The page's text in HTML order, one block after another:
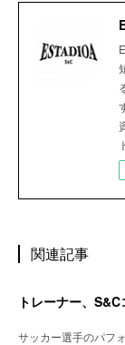
関連記事
トレーナー、
サッカー選手のパフ